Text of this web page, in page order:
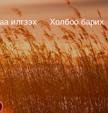
илгээх Холбоо барих